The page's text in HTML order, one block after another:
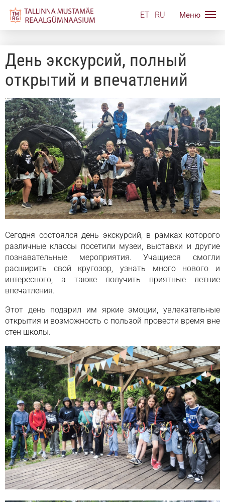
ET RU
День экскурсий, полный
открытий и впечатлений
Сегодня состоялся день экскурсий, в рамках которого
различные классы посетили музеи, выставки и другие
познавательные мероприятия. Учащиеся смогли
расширить свой кругозор, узнать много нового и
интересного, а также получить приятные летние
впечатления.
Этот день подарил им яркие эмоции, увлекательные
открытия и возможность с пользой провести время вне
стен школы.